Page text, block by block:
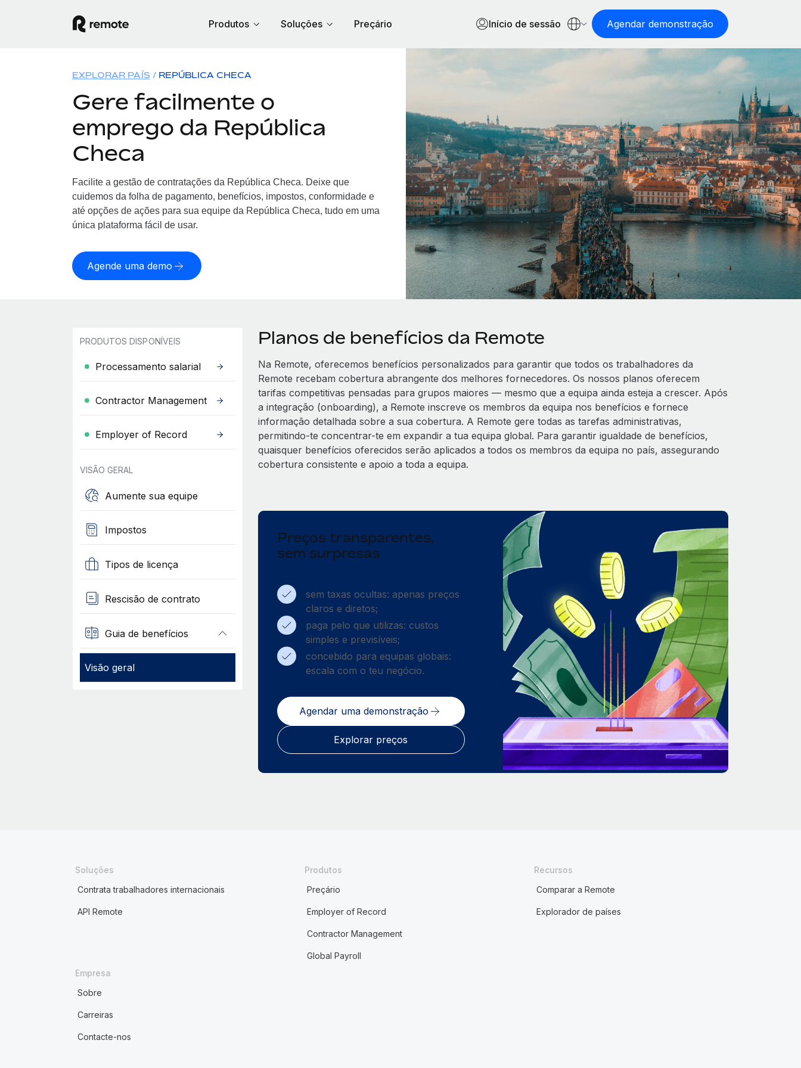
Produtos Soluções Preçário Início de sessão Agendar demonstração
EXPLORAR PAÍS REPÚBLICA CHECA
Gere facilmente o
emprego da República
Checa
Facilite a gestão de contratações da República Checa. Deixe que
cuidemos da folha de pagamento, benefícios, impostos, conformidade e
até opções de ações para sua equipe da República Checa, tudo em uma
única plataforma fácil de usar.
Agende uma demo
PRODUTOS DISPONÍVEIS
Processamento salarial
Contractor Management
Employer of Record
VISÃO GERAL
Aumente sua equipe
Impostos
Tipos de licença
Rescisão de contrato
Guia de benefícios
Visão geral
Planos de benefícios da Remote
Na Remote, oferecemos benefícios personalizados para garantir que todos os trabalhadores da
Remote recebam cobertura abrangente dos melhores fornecedores. Os nossos planos oferecem
tarifas competitivas pensadas para grupos maiores — mesmo que a equipa ainda esteja a crescer. Após
a integração (onboarding), a Remote inscreve os membros da equipa nos benefícios e fornece
informação detalhada sobre a sua cobertura. A Remote gere todas as tarefas administrativas,
permitindo-te concentrar-te em expandir a tua equipa global. Para garantir igualdade de benefícios,
quaisquer benefícios oferecidos serão aplicados a todos os membros da equipa no país, assegurando
cobertura consistente e apoio a toda a equipa.
Preços transparentes,
sem surpresas
sem taxas ocultas: apenas preços
claros e diretos;
paga pelo que utilizas: custos
simples e previsíveis;
concebido para equipas globais:
escala com o teu negócio.
Agendar uma demonstração
Explorar preços
Soluções
Contrata trabalhadores internacionais
API Remote
Produtos
Preçário
Employer of Record
Contractor Management
Global Payroll
Recursos
Comparar a Remote
Explorador de países
Empresa
Sobre
Carreiras
Contacte-nos